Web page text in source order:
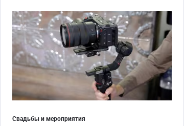
Свадьбы и мероприятия